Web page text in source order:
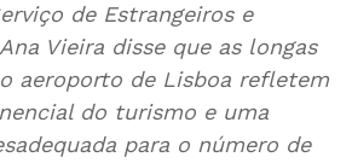
de Estrangeiros e
Vieira disse que as longas
aeroporto de Lisboa refletem
do turismo e uma
para o número de